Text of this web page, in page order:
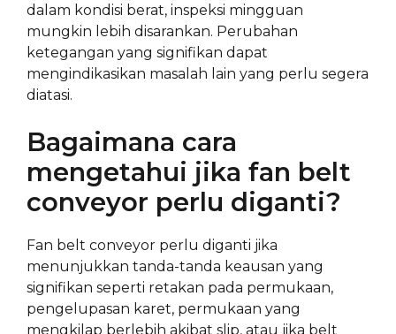
dalam kondisi berat, inspeksi mingguan
mungkin lebih disarankan. Perubahan
ketegangan yang signifikan dapat
mengindikasikan masalah lain yang perlu segera
diatasi.
Bagaimana cara
mengetahui jika fan belt
conveyor perlu diganti?
Fan belt conveyor perlu diganti jika
menunjukkan tanda-tanda keausan yang
signifikan seperti retakan pada permukaan,
pengelupasan karet, permukaan yang
mengkilap berlebih akibat slip, atau jika belt